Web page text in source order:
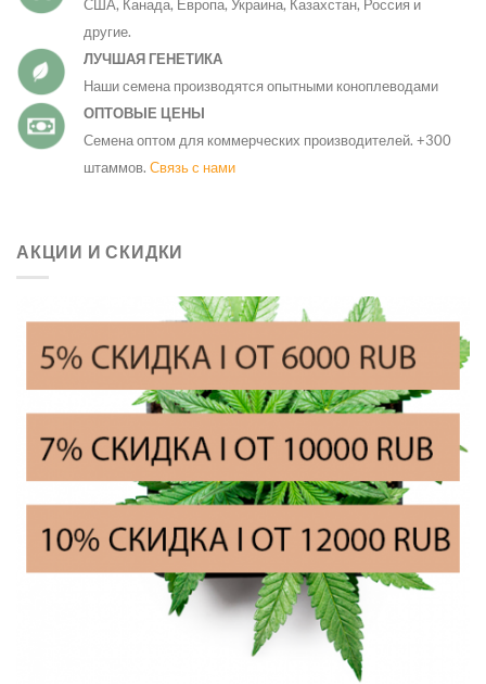
США, Канада, Европа, Украина, Казахстан, Россия и
другие.
ЛУЧШАЯ ГЕНЕТИКА
Наши семена производятся опытными коноплеводами
ОПТОВЫЕ ЦЕНЫ
Семена оптом для коммерческих производителей. +300
штаммов. Связь с нами
АКЦИИ И СКИДКИ